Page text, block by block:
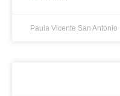
Paula Vicente San Antonio